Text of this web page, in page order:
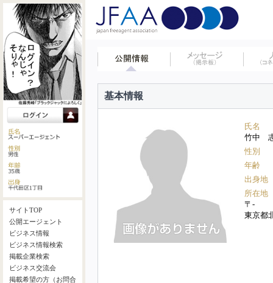
サイトTOP
公開エージェント
ビジネス情報
ビジネス情報検索
掲載企業検索
ビジネス交流会
掲載希望の方（お問合
基本情報
氏名
竹中
性別
年齢
出身地
所在地
〒-
東京都